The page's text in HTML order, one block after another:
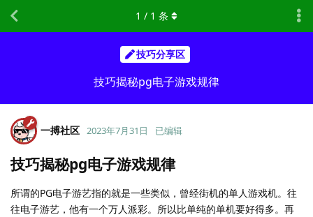
技巧分享区
技巧揭秘pg电子游戏规律
1 / 1 条
一搏社区 2023年7月31日 已编辑
技巧揭秘pg电子游戏规律
所谓的PG电子游艺指的就是一些类似，曾经街机的单人游戏机。往
往电子游艺，他有一个万人派彩。所以比单纯的单机要好得多。再